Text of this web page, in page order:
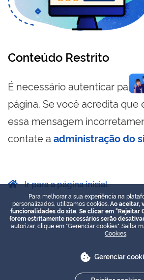
Conteúdo Restrito
É necessário autenticar para
página. Se você acredita
essa mensagem
contate a administração do
Ir para a página inicial
Para melhorar a sua experiência na
personalizados, utilizamos cookies. Ao aceitar,
funcionalidades do site. Se clicar em "Rejeitar
forem estritamente necessários serão
autorizar, clique em "Gerenciar cookies". Saiba
Cookies
Gerenciar